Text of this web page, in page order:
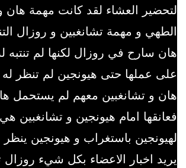
لتحضير العشاء لقد كانت مهمة هان
الطهي و مهمة تشانغبين و روزال
هان سارح في روزال لكنها لم تنتبه
على عملها حتى هيونجين لم تنظر
هان و تشانغبين معهم لم يستحمل
فعانقها امام هيونجين و تشانغبين
لهيونجين باستغراب و هيونجين ينظر
يريد اخبار الاعضاء بكل شيء